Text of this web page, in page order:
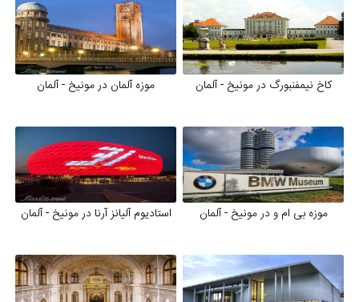
کاخ نیمفنبورگ در مونیخ - آلمان موزه آلمان در مونیخ - آلمان
موزه بی ام و در مونیخ - آلمان استادیوم آلیانز آرنا در مونیخ - آلمان